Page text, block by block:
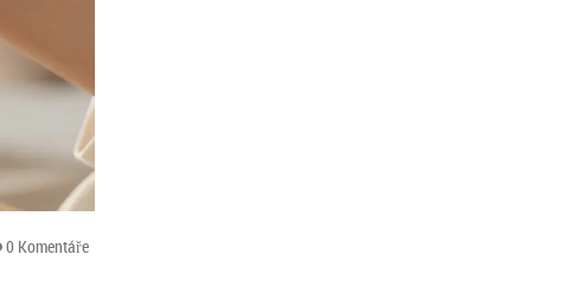
0 Komentáře